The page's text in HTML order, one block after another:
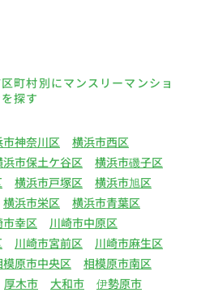
る利用目的のために利用
するために必要な範囲で
約に関する連絡、利用契約
の他のマンスリー物件お
びにお客様・オーナー様に
社提携先の商品・サービス
レクトメール、住環境向上
発送（3）賃貸事業におけ
するための郵便物、電話、
による営業活動（4）不動
約・サブリース契約等の締
町村別にマンスリーマンショ
探す
市神奈川区
横浜市西区
浜市保土ケ谷区
横浜市磯子区
横浜市戸塚区
横浜市旭区
横浜市栄区
横浜市青葉区
市幸区
川崎市中原区
川崎市宮前区
川崎市麻生区
模原市中央区
相模原市南区
厚木市 大和市
伊勢原市